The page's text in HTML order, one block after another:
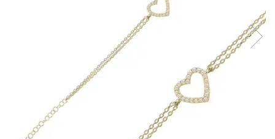
Bijuterii argint cu diverse
Bijuterii argint cu murano
Casete si cutii de bijuterii
Bijuterii tungsten
Accesorii Piele